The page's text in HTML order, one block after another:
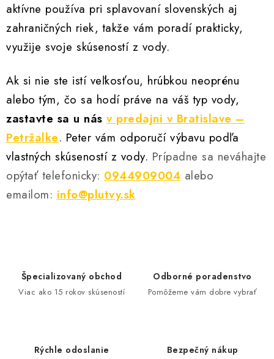
aktívne používa pri splavovaní slovenských aj
zahraničných riek, takže vám poradí prakticky,
využije svoje skúseností z vody.
Ak si nie ste istí veľkosťou, hrúbkou neoprénu
alebo tým, čo sa hodí práve na váš typ vody,
zastavte sa u nás v predajni v Bratislave –
Petržalke. Peter vám odporučí výbavu podľa
vlastných skúseností z vody. Prípadne sa neváhajte
opýtaťtelefonicky: 0944909004 alebo
emailom: info@plutvy.sk
Špecializovaný obchod
Viac ako 15 rokov skúseností
Odborné poradenstvo
Pomôžeme vám dobre vybrať
Rýchle odoslanie Bezpečný nákup